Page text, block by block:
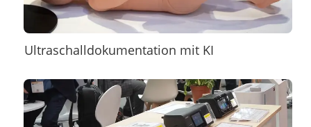
Ultraschalldokumentation mit KI